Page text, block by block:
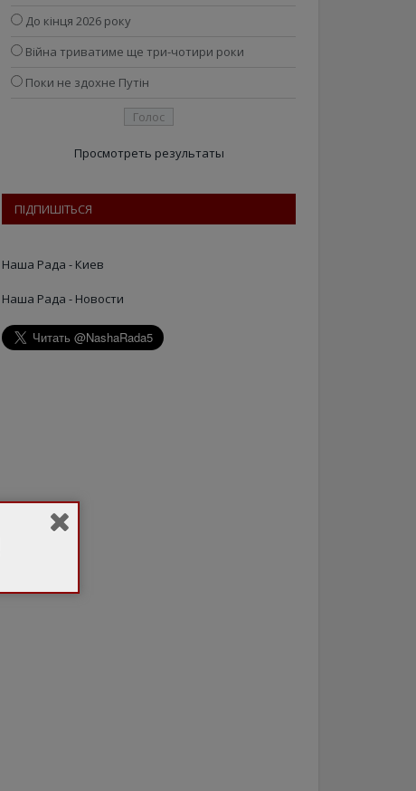
До кінця 2026 року
Війна триватиме ще три-чотири роки
Поки не здохне Путін
Просмотреть результаты
ПІДПИШІТЬСЯ
Наша Рада - Киев
Наша Рада - Новости